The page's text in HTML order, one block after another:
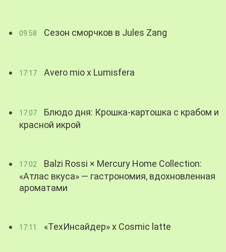
09:58 Сезон сморчков в Jules Zang
17:17 Avero mio x Lumisfera
17:07
Блюдо дня: Крошка-картошка с крабом и
красной икрой
17:02
Balzi Rossi × Mercury Home Collection:
«Атлас вкуса» — гастрономия, вдохновленная
ароматами
17:11 «ТехИнсайдер» х Cosmic latte